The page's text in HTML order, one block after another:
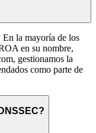
En la mayoría de los
en su nombre,
gestionamos la
como parte de